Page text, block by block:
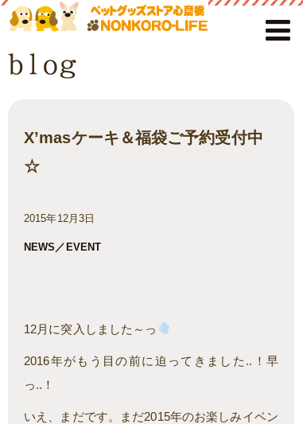
X’masケーキ＆福袋ご予約受付中
☆
2015年12月3日
NEWS／EVENT
12月に突入しました～っ
2016年がもう目の前に迫ってきました..！早
っ..！
いえ、まだです。まだ2015年のお楽しみイベン